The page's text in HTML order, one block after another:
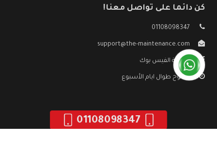
كن دائما على تواصل معنا!
01108098347
support@the-maintenance.com
صفحة الفيس بوك
مفتوح طوال ايام الأسبوع
01108098347